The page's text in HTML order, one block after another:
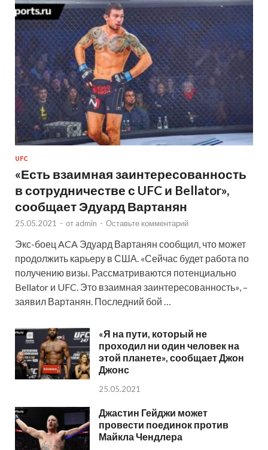
UFC
«Есть взаимная заинтересованность
в сотрудничестве с UFC и Bellator»,
сообщает Эдуард Вартанян
25.05.2021 - от admin - Оставьте комментарий
Экс-боец ACA Эдуард Вартанян сообщил, что может
продолжить карьеру в США. «Сейчас будет работа по
получению визы. Рассматриваются потенциально
Bellator и UFC. Это взаимная заинтересованность», –
заявил Вартанян. Последний бой …
«Я на пути, который не
проходил ни один человек на
этой планете», сообщает Джон
Джонс
25.05.2021
Джастин Гейджи может
провести поединок против
Майкла Чендлера